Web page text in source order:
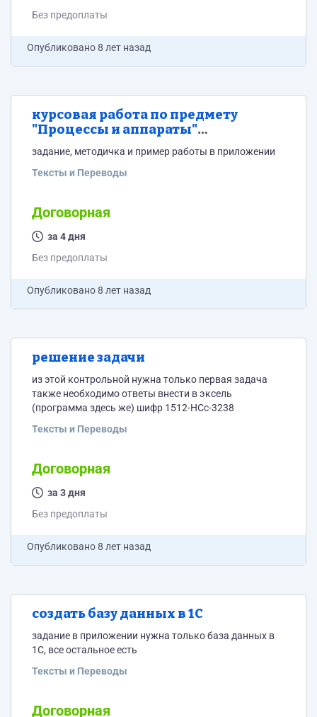
Без предоплаты
Опубликовано8 лет назад
курсовая работа по предмету
"Процессы и аппараты"
задание, методичка и пример работы в приложении
Тексты и Переводы
Договорная
за 4 дня
Без предоплаты
Опубликовано8 лет назад
решение задачи
из этой контрольной нужна только первая задача
также необходимо ответы внести в эксель
(программа здесь же) шифр 1512-НСс-3238
Тексты и Переводы
Договорная
за 3 дня
Без предоплаты
Опубликовано8 лет назад
создать базу данных в 1С
задание в приложении нужна только база данных в
1С, все остальное есть
Тексты и Переводы
Договорная